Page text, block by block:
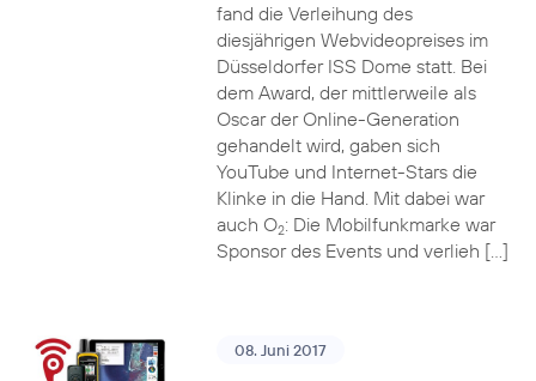
fand die Verleihung des
diesjährigen Webvideopreises im
Düsseldorfer ISS Dome statt. Bei
dem Award, der mittlerweile als
Oscar der Online-Generation
gehandelt wird, gaben sich
YouTube und Internet-Stars die
Klinke in die Hand. Mit dabei war
auch O2: Die Mobilfunkmarke war
Sponsor des Events und verlieh […]
08. Juni 2017